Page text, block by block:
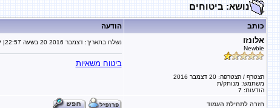
נושא: ביטוחים
כותב הודעה
אלונזו
Newbie
הצטרף / הצטרפה: 20 דצמבר 2016
משתמש: מנותק/ת
הודעות: 7
נשלח בתאריך:20 דצמבר 2016 בשעה 22:57| IP רשוּם
ביטוח משאיות
חזרה לתחילת העמוד